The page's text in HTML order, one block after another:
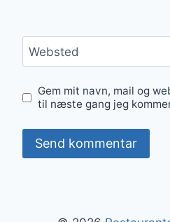
Websted
Gem mit navn, mail og
til næste gang jeg